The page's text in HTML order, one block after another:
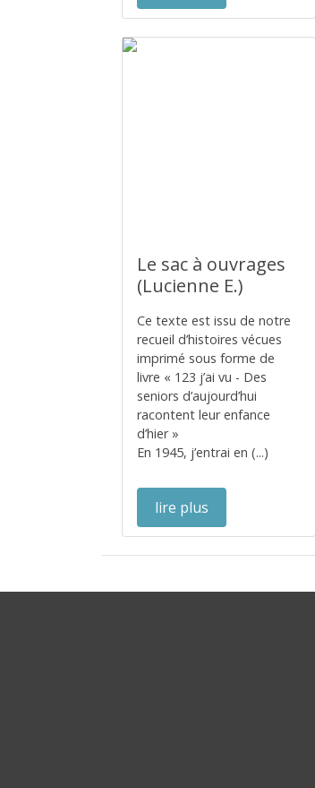
Le sac à ouvrages
(Lucienne E.)
Ce texte est issu de notre
recueil d’histoires vécues
imprimé sous forme de
livre « 123 j’ai vu - Des
seniors d’aujourd’hui
racontent leur enfance
d’hier »
En 1945, j’entrai en (...)
lire plus